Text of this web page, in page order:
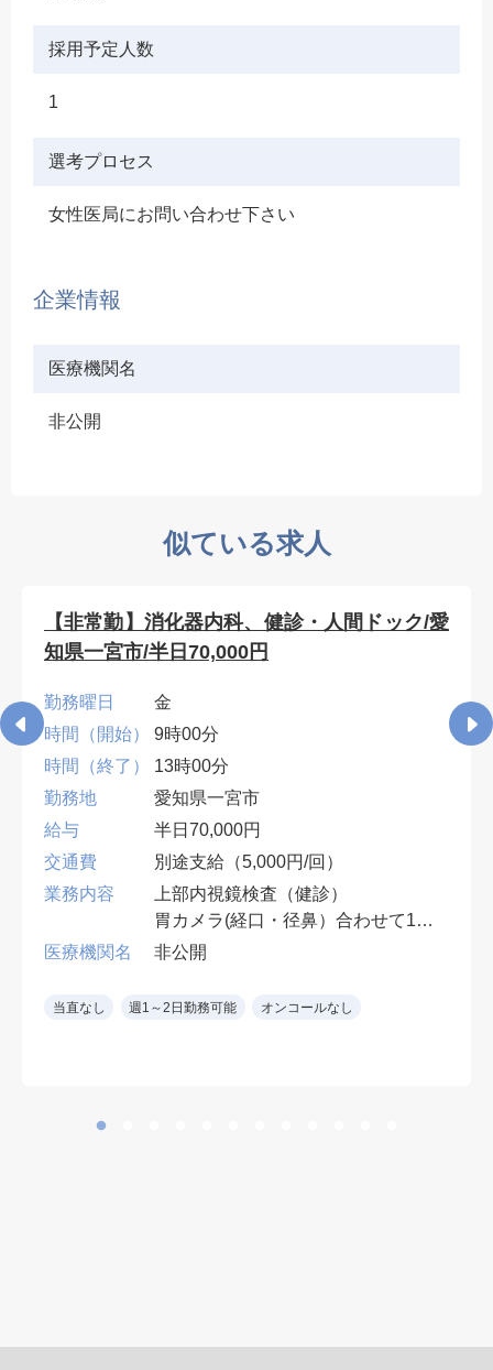
採用予定人数
1
選考プロセス
女性医局にお問い合わせ下さい
企業情報
医療機関名
非公開
似ている求人
【非常勤】消化器内科、健診・人間ドック/愛
知県一宮市/半日70,000円
勤務曜日
金
時間（開始）
9時00分
時間（終了）
13時00分
勤務地
愛知県一宮市
給与
半日70,000円
交通費
別途支給（5,000円/回）
業務内容
上部内視鏡検査（健診）
胃カメラ(経口・径鼻）合わせて10
件程度
※経鼻内視鏡経験者
医療機関名 非公開
当直なし 週1～2日勤務可能 オンコールなし